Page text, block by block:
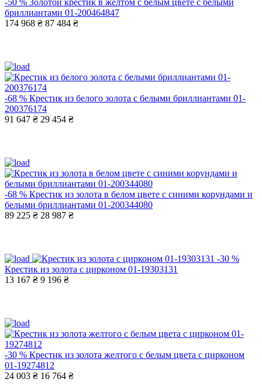
бриллиантами 01-200464847
174 968 ₴ 87 484 ₴
-68 % Крестик из белого золота с белыми бриллиантами 01-
200376174
91 647 ₴ 29 454 ₴
-68 % Крестик из золота в белом цвете с синими корундами и
белыми бриллиантами 01-200344080
89 225 ₴ 28 987 ₴
-30 %
Крестик из золота с цирконом 01-19303131
13 167 ₴ 9 196 ₴
-30 % Крестик из золота желтого с белым цвета с цирконом
01-19274812
24 003 ₴ 16 764 ₴